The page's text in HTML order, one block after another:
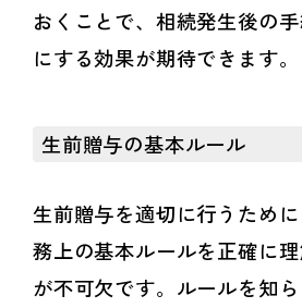
おくことで、相続発生後の
にする効果が期待できます。
生前贈与の基本ルール
生前贈与を適切に行うため
務上の基本ルールを正確に
が不可欠です。ルールを知